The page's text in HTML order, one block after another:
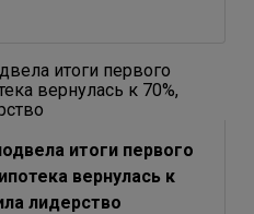
итоги первого
вернулась к
лидерство